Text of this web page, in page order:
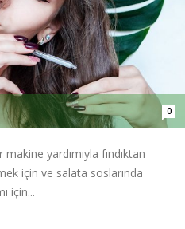
0
makine yardımıyla fındıktan
için ve salata soslarında
için...